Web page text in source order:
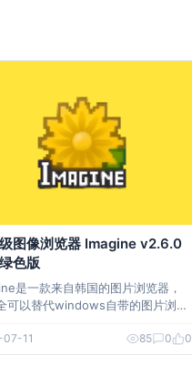
图像浏览器 Imagine v2.6.0
色版
是一款来自韩国的图片浏览器，
可以替代windows自带的图片浏览
了丰富的功能。Imagine支持批量
像格式、屏幕截图、创建gif图片动
11 85 0 0